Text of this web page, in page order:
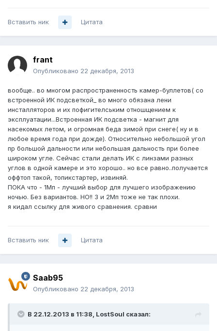
Вставить ник Цитата
frant
Опубликовано 22 декабря, 2013
вообще.. во многом распространенность камер-буллетов( со
встроенной ИК подсветкой_ во много обязана лени
инсталляторов и их пофигителським отношщением к
эксплуатации...Встроенная ИК подсветка - магнит для
насекомых летом, и огромная беда зимой при снеге( ну и в
любое время года при дожде). Относительно небольшой угол
пр большой дальности или небольшая дальность при более
широком угле. Сейчас стали делать ИК с линзами разных
углов в одной камере и это хорошо.. но все равно..получается
оффтоп такой, топикстартер, извиняй.
ПОКА что - 1Мп - лучший выбор для лучшего изображению
ночью. Без вариантов. НО!! 3 и 2Мп тоже не так плохи.
я кидал ссылку для живого сравнения. сравни
Вставить ник Цитата
Saab95
Опубликовано 22 декабря, 2013
В 22.12.2013 в 11:38, LostSoul сказал: